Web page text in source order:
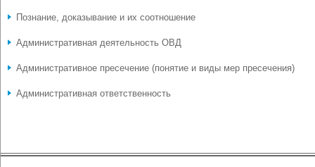
Познание, доказывание и их соотношение
Административная деятельность ОВД
Административное пресечение (понятие и виды мер пресечения)
Административная ответственность